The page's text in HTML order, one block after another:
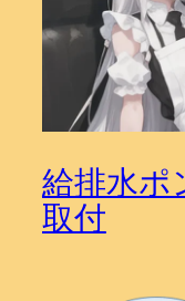
給排水ポ
取付